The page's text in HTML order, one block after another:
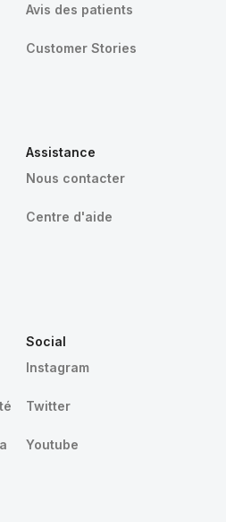
Avis des patients
Customer Stories
Assistance
Nous contacter
Centre d'aide
Social
Instagram
Twitter
Youtube